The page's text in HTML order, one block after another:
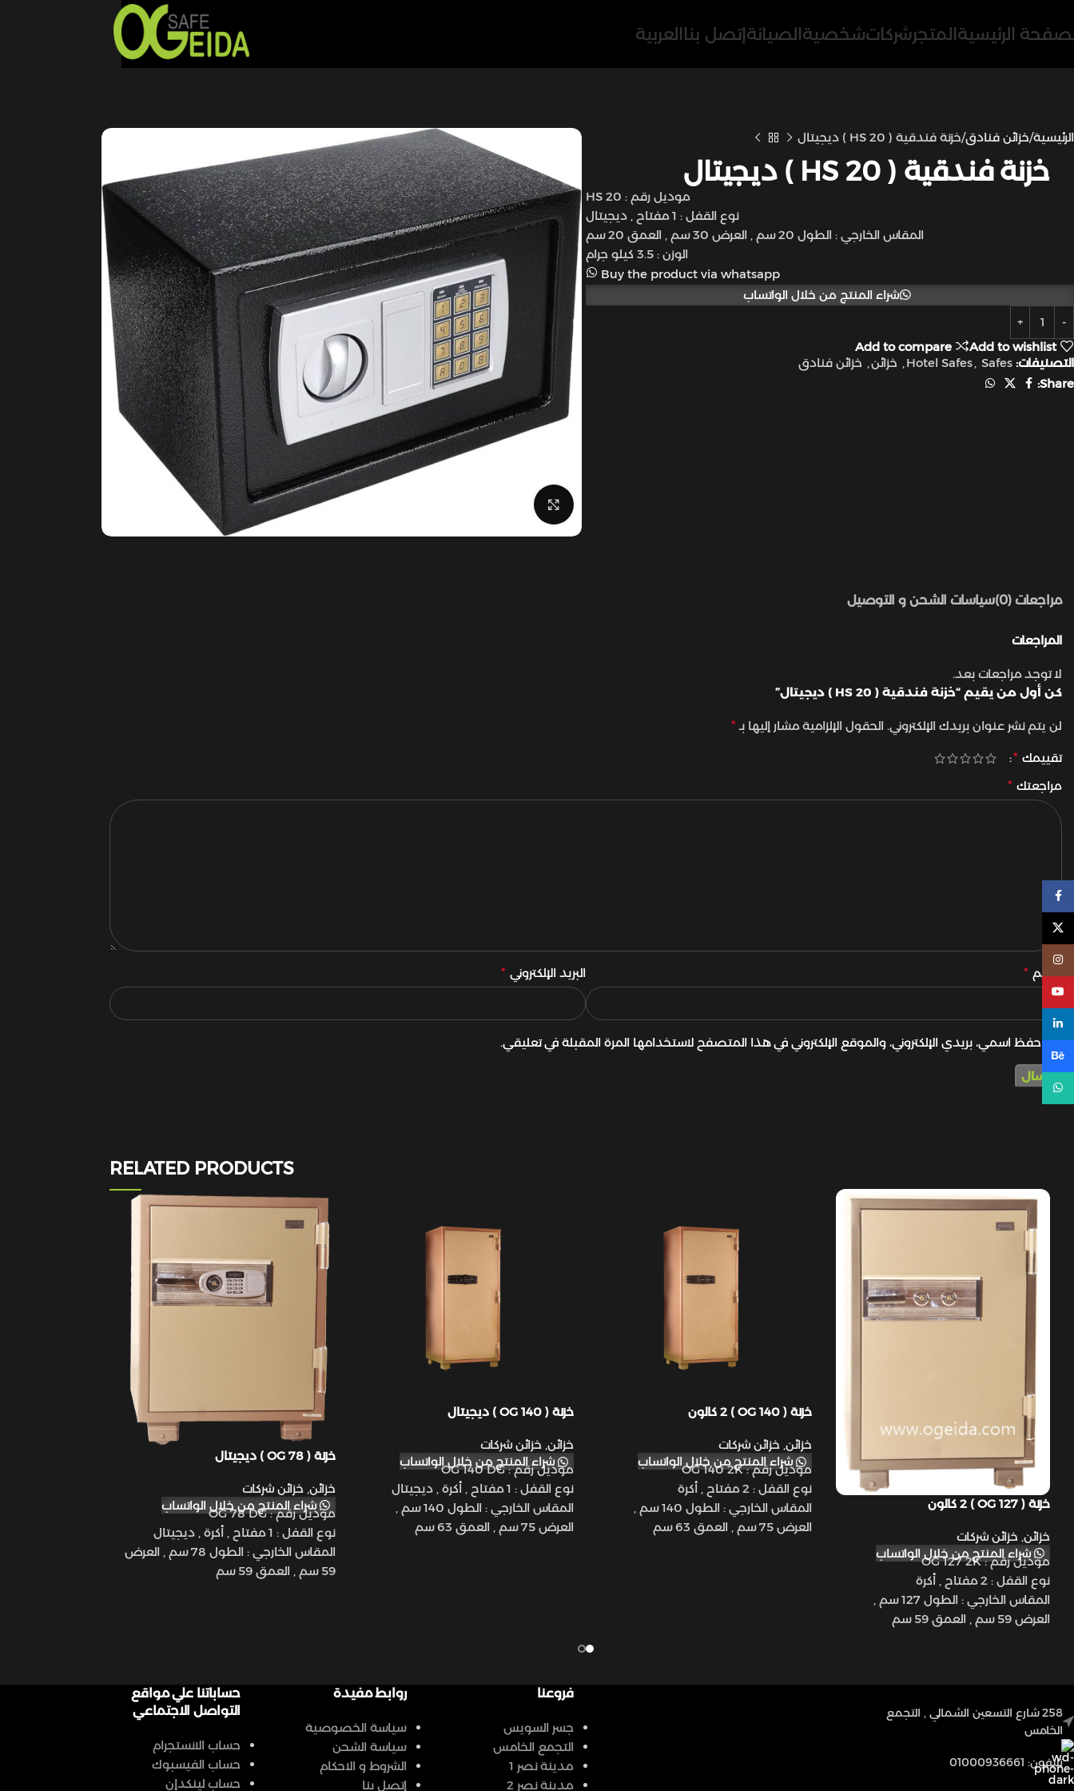
الرئيسيةالمتجرشركاتشخصيةالصيانةإتصل بناالعربية
الرئيسية خزائن فنادق خزنة فندقية ( HS 20 ) ديجيتال
خزنة فندقية ( HS 20 ) ديجيتال
موديل رقم : HS 20
نوع القفل : 1 مفتاح , ديجيتال
المقاس الخارجي : الطول 20 سم , العرض 30 سم , العمق 20 سم
الوزن : 3.5 كيلو جرام
Buy the product via whatsapp
شراء المنتج من خلال الواتساب
Add to wishlist
Add to compare
التصنيفات:
Hotel Safes, Safes
, خزائن, خزائن فنادق
Share:
مراجعات (0) سياسات الشحن و التوصيل
المراجعات
لا توجد مراجعات بعد.
كن أول من يقيم “خزنة فندقية ( HS 20 ) ديجيتال”
لن يتم نشر عنوان بريدك الإلكتروني. الحقول الإلزامية مشار إليها بـ *
تقييمك *
مراجعتك *
الاسم * البريد الإلكتروني *
احفظ اسمي، بريدي الإلكتروني، والموقع الإلكتروني في هذا المتصفح لاستخدامها المرة المقبلة في تعليقي.
RELATED PRODUCTS
خزنة ( OG 127 ) 2 كالون
خزائن, خزائن شركات
شراء المنتج من خلال الواتساب
موديل رقم : OG 127 2K
نوع القفل : 2 مفتاح , أكرة
المقاس الخارجي : الطول 127 سم ,
العرض 59 سم , العمق 59 سم
خزنة ( OG 140 ) 2 كالون
خزائن, خزائن شركات
شراء المنتج من خلال الواتساب
موديل رقم : OG 140 2K
نوع القفل : 2 مفتاح , أكرة
المقاس الخارجي : الطول 140 سم ,
العرض 75 سم , العمق 63 سم
خزنة ( OG 140 ) ديجيتال
خزائن, خزائن شركات
شراء المنتج من خلال الواتساب
موديل رقم : OG 140 DG
نوع القفل : 1 مفتاح , أكرة , ديجيتال
المقاس الخارجي : الطول 140 سم ,
العرض 75 سم , العمق 63 سم
خزنة ( OG 78 ) ديجيتال
خزائن, خزائن شركات
شراء المنتج من خلال الواتساب
موديل رقم : OG 78 DG
نوع القفل : 1 مفتاح , أكرة , ديجيتال
المقاس الخارجي : الطول 78 سم , العرض
59 سم , العمق 59 سم
258 شارع التسعين الشمالي , التجمع
الخامس
تليفون: 01000936661
فروعنا
جسر السويس
التجمع الخامس
مدينة نصر 1
مدينة نصر 2
روابط مفيدة
سياسة الخصوصية
سياسة الشحن
الشروط و الاحكام
إتصل بنا
حساباتنا علي مواقع
التواصل الاجتماعي
حساب الانستجرام
حساب الفيسبوك
حساب لينكدإن
YouTube
linkedin
WhatsApp